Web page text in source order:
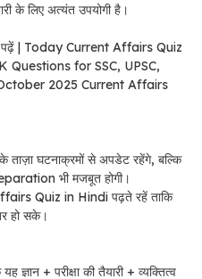
के लिए अत्यंत उपयोगी है।
पढ़ें | Today Current Affairs Quiz
Questions for SSC, UPSC,
2025 Current Affairs
घटनाक्रमों से अपडेट रहेंगे, बल्कि
भी मजबूत होगी।
Quiz in Hindi पढ़ते रहें ताकि
हो सके।
+ परीक्षा की तैयारी + व्यक्तित्व